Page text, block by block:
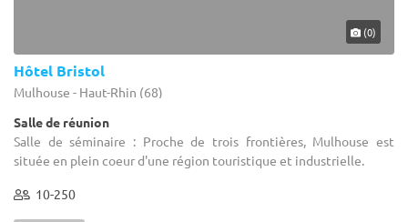
(0)
Hôtel Bristol
Mulhouse - Haut-Rhin (68)
Salle de réunion
Salle de séminaire : Proche de trois frontières, Mulhouse est
située en plein coeur d'une région touristique et industrielle.
10-250